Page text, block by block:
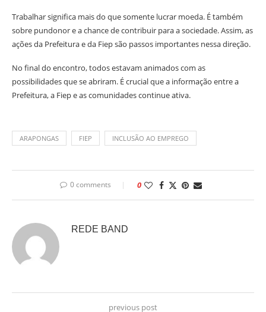
Trabalhar significa mais do que somente lucrar moeda. É também
sobre pundonor e a chance de contribuir para a sociedade. Assim, as
ações da Prefeitura e da Fiep são passos importantes nessa direção.
No final do encontro, todos estavam animados com as
possibilidades que se abriram. É crucial que a informação entre a
Prefeitura, a Fiep e as comunidades continue ativa.
ARAPONGAS FIEP INCLUSÃO AO EMPREGO
0 comments 0
REDE BAND
previous post